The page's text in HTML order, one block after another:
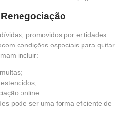
promovidos por entidades
condições especiais para quitar
incluir:
online.
pode ser uma forma eficiente de